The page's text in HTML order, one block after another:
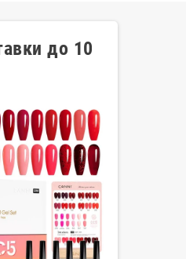
до 10